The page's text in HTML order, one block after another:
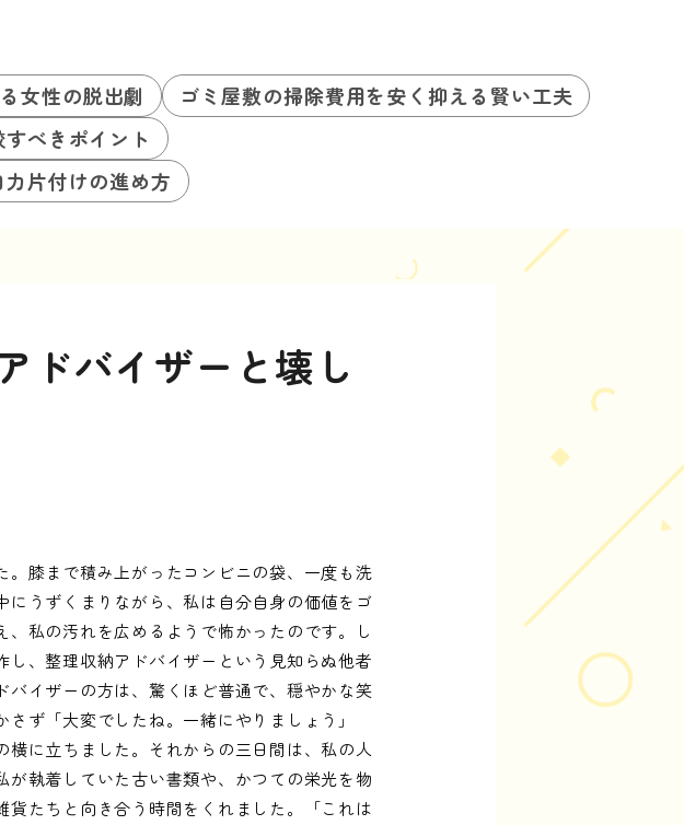
女性の脱出劇
ゴミ屋敷の掃除費用を安く抑える賢い工夫
べきポイント
片付けの進め方
ドバイザーと壊し
膝まで積み上がったコンビニの袋、一度も洗
うずくまりながら、私は自分自身の価値をゴ
私の汚れを広めるようで怖かったのです。し
、整理収納アドバイザーという見知らぬ他者
イザーの方は、驚くほど普通で、穏やかな笑
ず「大変でしたね。一緒にやりましょう」
に立ちました。それからの三日間は、私の人
執着していた古い書類や、かつての栄光を物
たちと向き合う時間をくれました。「これは